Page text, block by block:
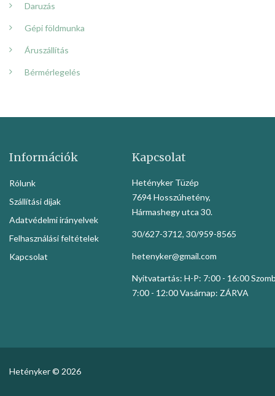
Daruzás
Gépi földmunka
Áruszállítás
Bérmérlegelés
Információk
Rólunk
Szállítási díjak
Adatvédelmi irányelvek
Felhasználási feltételek
Kapcsolat
Kapcsolat
Hetényker Tüzép
7694 Hosszúhetény,
Hármashegy utca 30.
30/627-3712, 30/959-8565
hetenyker@gmail.com
Nyitvatartás: H-P: 7:00 - 16:00
7:00 - 12:00 Vasárnap: ZÁRVA
Hetényker © 2026